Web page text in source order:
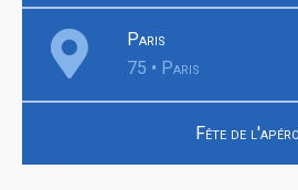
Paris
75 • Paris
Fête de l'apéro